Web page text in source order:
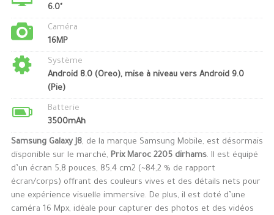
6.0"
Caméra
16MP
Système
Android 8.0 (Oreo), mise à niveau vers Android 9.0
(Pie)
Batterie
3500mAh
Samsung Galaxy J8, de la marque Samsung Mobile, est désormais
disponible sur le marché, Prix Maroc 2205 dirhams. Il est équipé
d’un écran 5,8 pouces, 85,4 cm2 (~84,2 % de rapport
écran/corps) offrant des couleurs vives et des détails nets pour
une expérience visuelle immersive. De plus, il est doté d’une
caméra 16 Mpx, idéale pour capturer des photos et des vidéos